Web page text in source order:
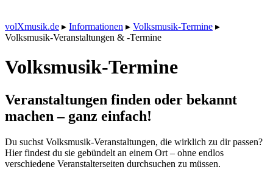
volXmusik.de ▸ Informationen ▸ Volksmusik-Termine ▸
Volksmusik-Veranstaltungen & -Termine
Volksmusik-Termine
Veranstaltungen finden oder bekannt
machen – ganz einfach!
Du suchst Volksmusik-Veranstaltungen, die wirklich zu dir passen?
Hier findest du sie gebündelt an einem Ort – ohne endlos
verschiedene Veranstalterseiten durchsuchen zu müssen.